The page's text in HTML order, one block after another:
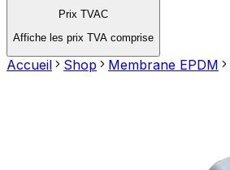
Prix TVAC
Affiche les prix TVA comprise
Accueil Shop Membrane EPDM